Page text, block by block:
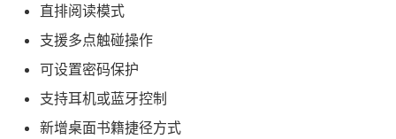
直排阅读模式
支援多点触碰操作
可设置密码保护
支持耳机或蓝牙控制
新增桌面书籍捷径方式